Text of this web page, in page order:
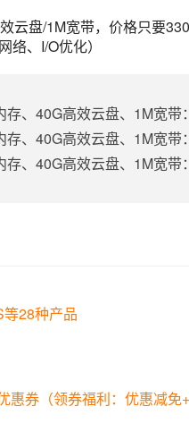
云盘/1M宽带，价格只要
、I/O优化）
、40G高效云盘、1M宽带
、40G高效云盘、1M宽带
、40G高效云盘、1M宽带
28种产品
惠券（领券福利：优惠减免